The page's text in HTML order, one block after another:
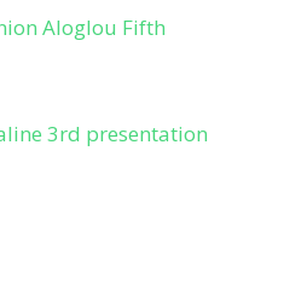
Aloglou Fifth
3rd presentation